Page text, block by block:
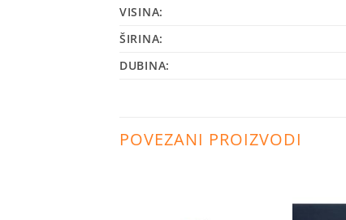
VISINA:
ŠIRINA:
DUBINA:
POVEZANI PROIZVODI